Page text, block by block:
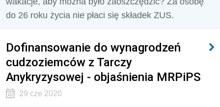
do 26 roku życia nie płaci się składek ZUS.
Dofinansowanie do wynagrodzeń
cudzoziemców z Tarczy
Anykryzysowej - objaśnienia MRPiPS
29 cze 2020